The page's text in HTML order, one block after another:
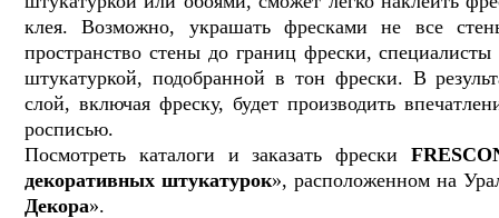
клея. Возможно, украшать фресками не все
пространство стены до границ фрески,
штукатуркой, подобранной в тон фрески. В
слой, включая фреску, будет производить
росписью.
Посмотреть каталоги и заказать фрески
декоративных штукатурок», расположенном на
Декора».